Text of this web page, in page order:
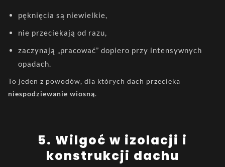
pęknięcia są niewielkie,
nie przeciekają od razu,
zaczynają „pracować” dopiero przy intensywnych
opadach.
To jeden z powodów, dla których dach przecieka
niespodziewanie wiosną.
5️. Wilgoć w izolacji i
konstrukcji dachu